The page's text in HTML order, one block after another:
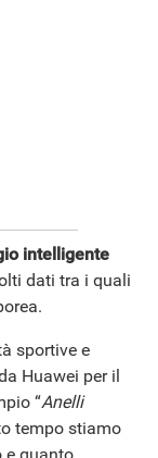
intelligente
dati tra i quali
sportive e
Huawei per il
“Anelli
tempo stiamo